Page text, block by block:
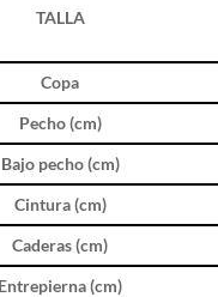
TALLA
Copa
Pecho (cm)
Bajo pecho (cm)
Cintura (cm)
Caderas (cm)
Entrepierna (cm)